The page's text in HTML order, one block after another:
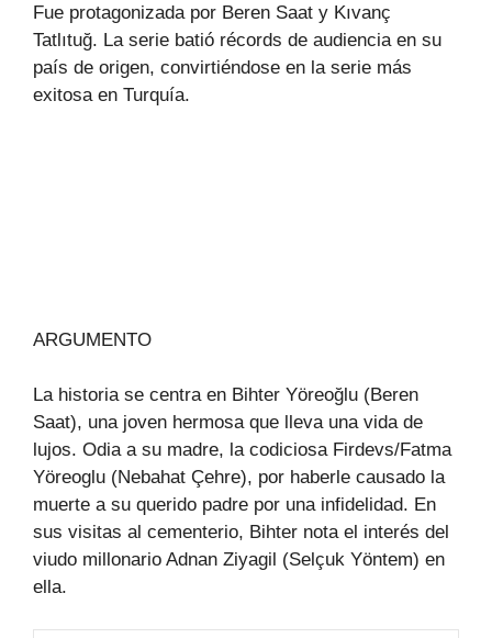
Fue protagonizada por Beren Saat y Kıvanç
Tatlıtuğ. La serie batió récords de audiencia en su
país de origen, convirtiéndose en la serie más
exitosa en Turquía.
ARGUMENTO
La historia se centra en Bihter Yöreoğlu (Beren
Saat), una joven hermosa que lleva una vida de
lujos. Odia a su madre, la codiciosa Firdevs/Fatma
Yöreoglu (Nebahat Çehre), por haberle causado la
muerte a su querido padre por una infidelidad. En
sus visitas al cementerio, Bihter nota el interés del
viudo millonario Adnan Ziyagil (Selçuk Yöntem) en
ella.